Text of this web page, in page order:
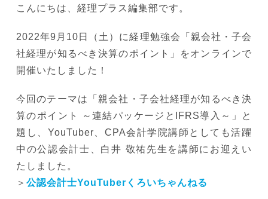
こんにちは、経理プラス編集部です。
2022年9月10日（土）に経理勉強会「親会社・子会
社経理が知るべき決算のポイント」をオンラインで
開催いたしました！
今回のテーマは「親会社・子会社経理が知るべき決
算のポイント ～連結パッケージとIFRS導入～」と
題し、YouTuber、CPA会計学院講師としても活躍
中の公認会計士、白井 敬祐先生を講師にお迎えい
たしました。
＞ 公認会計士YouTuberくろいちゃんねる